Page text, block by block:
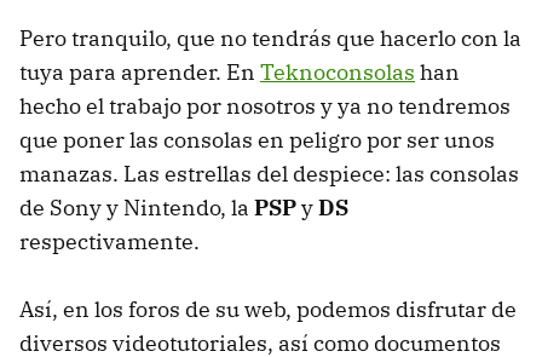
Pero tranquilo, que no tendrás que hacerlo con la
tuya para aprender. En Teknoconsolas han
hecho el trabajo por nosotros y ya no tendremos
que poner las consolas en peligro por ser unos
manazas. Las estrellas del despiece: las consolas
de Sony y Nintendo, la PSPyDS
respectivamente.
Así, en los foros de su web, podemos disfrutar de
diversos videotutoriales, así como documentos